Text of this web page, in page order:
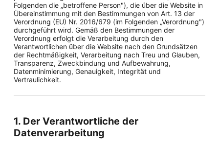
Folgenden die „betroffene Person"), die über die Website in
Übereinstimmung mit den Bestimmungen von Art. 13 der
Verordnung (EU) Nr. 2016/679 (im Folgenden „Verordnung")
durchgeführt wird. Gemäß den Bestimmungen der
Verordnung erfolgt die Verarbeitung durch den
Verantwortlichen über die Website nach den Grundsätzen
der Rechtmäßigkeit, Verarbeitung nach Treu und Glauben,
Transparenz, Zweckbindung und Aufbewahrung,
Datenminimierung, Genauigkeit, Integrität und
Vertraulichkeit.
1. Der Verantwortliche der
Datenverarbeitung